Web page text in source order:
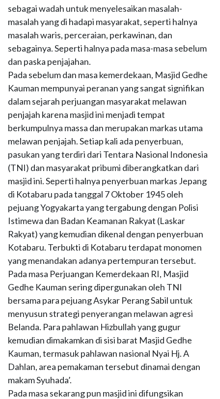
sebagai wadah untuk menyelesaikan masalah-
masalah yang di hadapi masyarakat, seperti halnya
masalah waris, perceraian, perkawinan, dan
sebagainya. Seperti halnya pada masa-masa sebelum
dan paska penjajahan.
Pada sebelum dan masa kemerdekaan, Masjid Gedhe
Kauman mempunyai peranan yang sangat signifikan
dalam sejarah perjuangan masyarakat melawan
penjajah karena masjid ini menjadi tempat
berkumpulnya massa dan merupakan markas utama
melawan penjajah. Setiap kali ada penyerbuan,
pasukan yang terdiri dari Tentara Nasional Indonesia
(TNI) dan masyarakat pribumi diberangkatkan dari
masjid ini. Seperti halnya penyerbuan markas Jepang
di Kotabaru pada tanggal 7 Oktober 1945 oleh
pejuang Yogyakarta yang tergabung dengan Polisi
Istimewa dan Badan Keamanan Rakyat (Laskar
Rakyat) yang kemudian dikenal dengan penyerbuan
Kotabaru. Terbukti di Kotabaru terdapat monomen
yang menandakan adanya pertempuran tersebut.
Pada masa Perjuangan Kemerdekaan RI, Masjid
Gedhe Kauman sering dipergunakan oleh TNI
bersama para pejuang Asykar Perang Sabil untuk
menyusun strategi penyerangan melawan agresi
Belanda. Para pahlawan Hizbullah yang gugur
kemudian dimakamkan di sisi barat Masjid Gedhe
Kauman, termasuk pahlawan nasional Nyai Hj. A
Dahlan, area pemakaman tersebut dinamai dengan
makam Syuhada’.
Pada masa sekarang pun masjid ini difungsikan